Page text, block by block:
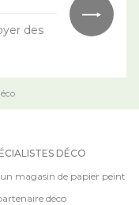
des
DÉCO
magasin de papier peint
déco